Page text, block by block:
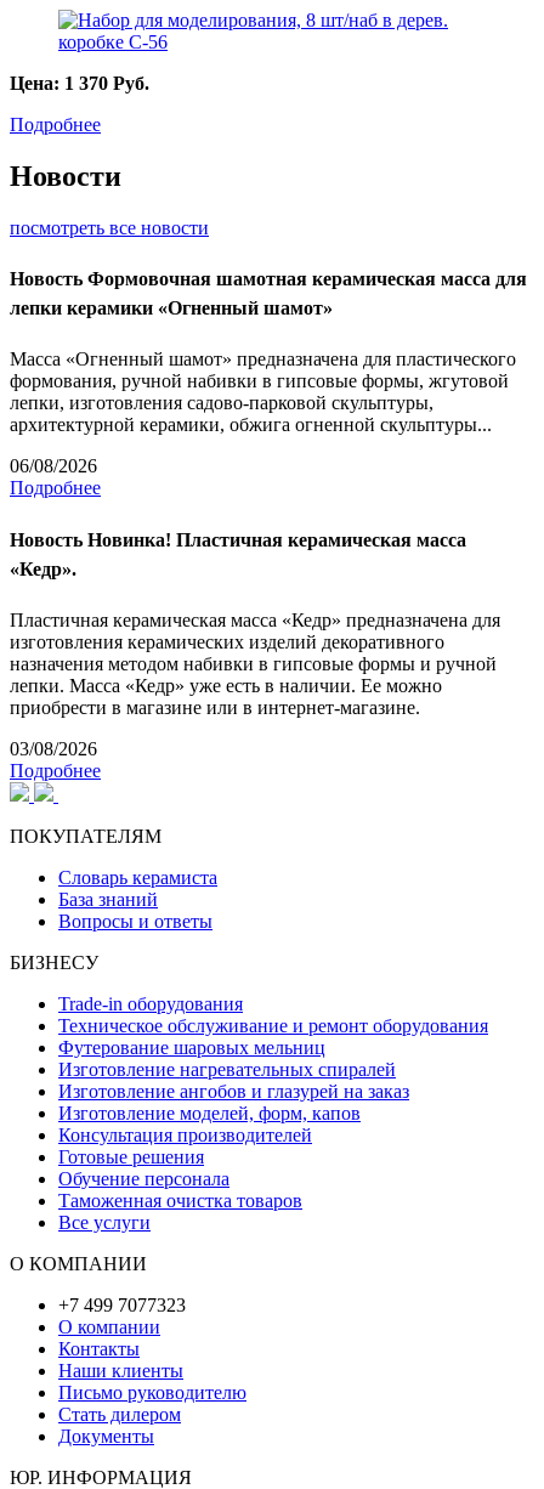
Цена: 1 370 Руб.
Подробнее
Новости
посмотреть все новости
Новость Формовочная шамотная керамическая масса для
лепки керамики «Огненный шамот»
Масса «Огненный шамот» предназначена для пластического
формования, ручной набивки в гипсовые формы, жгутовой
лепки, изготовления садово-парковой скульптуры,
архитектурной керамики, обжига огненной скульптуры...
06/08/2026
Подробнее
Новость Новинка! Пластичная керамическая масса
«Кедр».
Пластичная керамическая масса «Кедр» предназначена для
изготовления керамических изделий декоративного
назначения методом набивки в гипсовые формы и ручной
лепки. Масса «Кедр» уже есть в наличии. Ее можно
приобрести в магазине или в интернет-магазине.
03/08/2026
Подробнее
ПОКУПАТЕЛЯМ
Словарь керамиста
База знаний
Вопросы и ответы
БИЗНЕСУ
Trade-in оборудования
Техническое обслуживание и ремонт оборудования
Футерование шаровых мельниц
Изготовление нагревательных спиралей
Изготовление ангобов и глазурей на заказ
Изготовление моделей, форм, капов
Консультация производителей
Готовые решения
Обучение персонала
Таможенная очистка товаров
Все услуги
О КОМПАНИИ
+7 499 7077323
О компании
Контакты
Наши клиенты
Письмо руководителю
Стать дилером
Документы
ЮР. ИНФОРМАЦИЯ